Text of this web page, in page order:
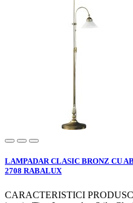
LAMPADAR CLASIC BRONZ CU
2708 RABALUX
CARACTERISTICI